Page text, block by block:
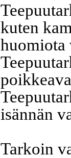
kuten
huomiota
isännän
Tarkoin